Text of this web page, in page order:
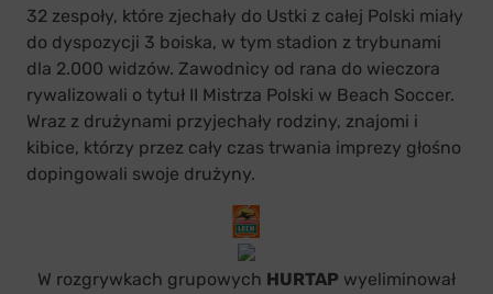
32 zespoły, które zjechały do Ustki z całej Polski miały
do dyspozycji 3 boiska, w tym stadion z trybunami
dla 2.000 widzów. Zawodnicy od rana do wieczora
rywalizowali o tytuł II Mistrza Polski w Beach Soccer.
Wraz z drużynami przyjechały rodziny, znajomi i
kibice, którzy przez cały czas trwania imprezy głośno
dopingowali swoje drużyny.
W rozgrywkach grupowych HURTAP wyeliminował